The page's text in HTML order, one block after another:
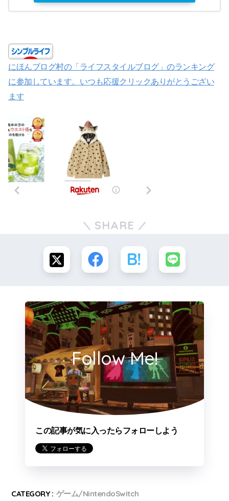
にほんブログ村の「ライフスタイルブログ」のランキング
に参加しています。いつも応援クリックありがとうござい
ます
SHARE
Follow Me!
この記事が気に入ったらフォローしよう
CATEGORY : ゲーム/NintendoSwitch